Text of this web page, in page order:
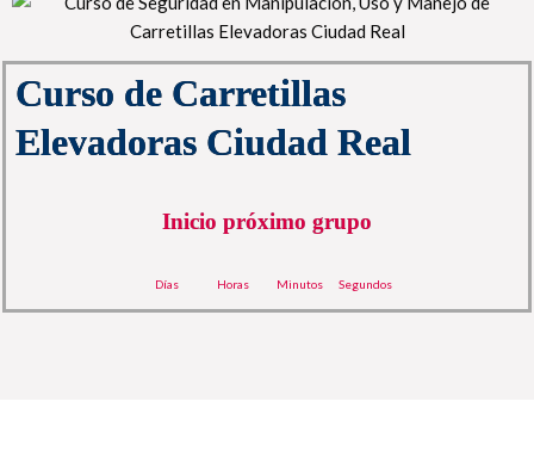
Curso de Carretillas
Elevadoras Ciudad Real
Inicio próximo grupo
Días Horas Minutos Segundos